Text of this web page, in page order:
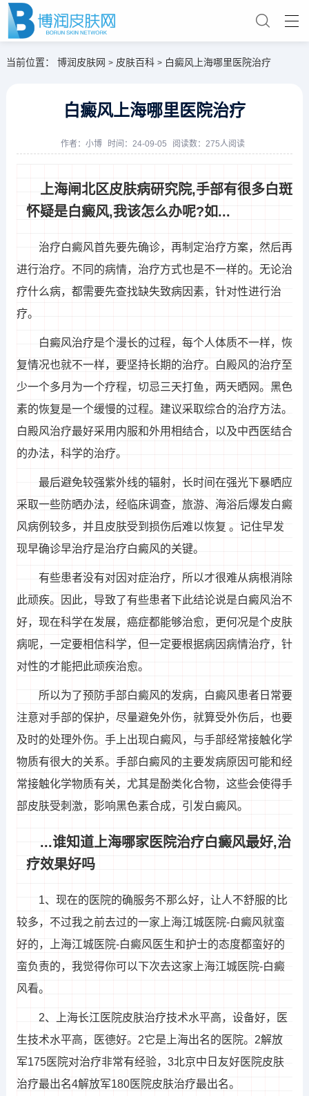
当前位置： 博润皮肤网 > 皮肤百科 > 白癜风上海哪里医院治疗
白癜风上海哪里医院治疗
作者： 小博 时间：24-09-05 阅读数：275人阅读
上海闸北区皮肤病研究院,手部有很多白斑
怀疑是白癜风,我该怎么办呢?如...
治疗白癜风首先要先确诊，再制定治疗方案，然后再
进行治疗。不同的病情，治疗方式也是不一样的。无论治
疗什么病，都需要先查找缺失致病因素，针对性进行治
疗。
白癜风治疗是个漫长的过程，每个人体质不一样，恢
复情况也就不一样，要坚持长期的治疗。白殿风的治疗至
少一个多月为一个疗程，切忌三天打鱼，两天晒网。黑色
素的恢复是一个缓慢的过程。建议采取综合的治疗方法。
白殿风治疗最好采用内服和外用相结合，以及中西医结合
的办法，科学的治疗。
最后避免较强紫外线的辐射，长时间在强光下暴晒应
采取一些防晒办法，经临床调查，旅游、海浴后爆发白癜
风病例较多，并且皮肤受到损伤后难以恢复 。记住早发
现早确诊早治疗是治疗白癜风的关键。
有些患者没有对因对症治疗，所以才很难从病根消除
此顽疾。因此，导致了有些患者下此结论说是白癜风治不
好，现在科学在发展，癌症都能够治愈，更何况是个皮肤
病呢，一定要相信科学，但一定要根据病因病情治疗，针
对性的才能把此顽疾治愈。
所以为了预防手部白癜风的发病，白癜风患者日常要
注意对手部的保护，尽量避免外伤，就算受外伤后，也要
及时的处理外伤。手上出现白癜风，与手部经常接触化学
物质有很大的关系。手部白癜风的主要发病原因可能和经
常接触化学物质有关，尤其是酚类化合物，这些会使得手
部皮肤受刺激，影响黑色素合成，引发白癜风。
...谁知道上海哪家医院治疗白癜风最好,治
疗效果好吗
1、现在的医院的确服务不那么好，让人不舒服的比
较多，不过我之前去过的一家上海江城医院-白癜风就蛮
好的，上海江城医院-白癜风医生和护士的态度都蛮好的
蛮负责的，我觉得你可以下次去这家上海江城医院-白癜
风看。
2、上海长江医院皮肤治疗技术水平高，设备好，医
生技术水平高，医德好。2它是上海出名的医院。2解放
军175医院对治疗非常有经验，3北京中日友好医院皮肤
治疗最出名4解放军180医院皮肤治疗最出名。